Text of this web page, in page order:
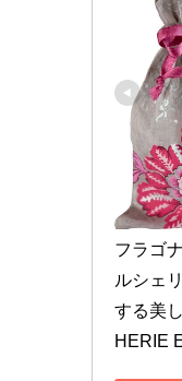
フラゴ
ルシェ
する美
HERIE